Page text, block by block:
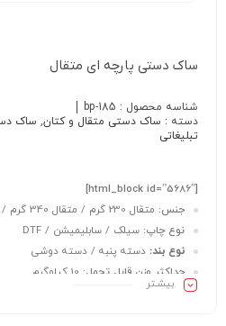
ساک دستی پارچه ای متقال
شناسه محصول : bp-185
دسته : ساک دستی متقال و کتان, ساک
تبلیغاتی
[html_block id=”5686″]
جنس: متقال 230 گرم / متقال 340 گرم / متقال 400 گرم / متقال 540 گرم
نوع چاپ: سیلک / سابلیمیشن / DTF
نوع بند: دسته پنبه / دسته دوشی
حداکثر وزن قابل تحمل:
حداقل تعداد سفارش:
بیشـتر